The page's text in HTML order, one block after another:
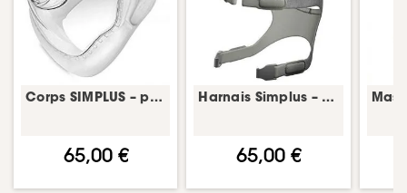
Corps SIMPLUS – pièce détachée masque CPAP – Fisher & Paykel
65,00 €
Harnais Simplus – harnais masque CPAP – Fisher & Paykel
65,00 €